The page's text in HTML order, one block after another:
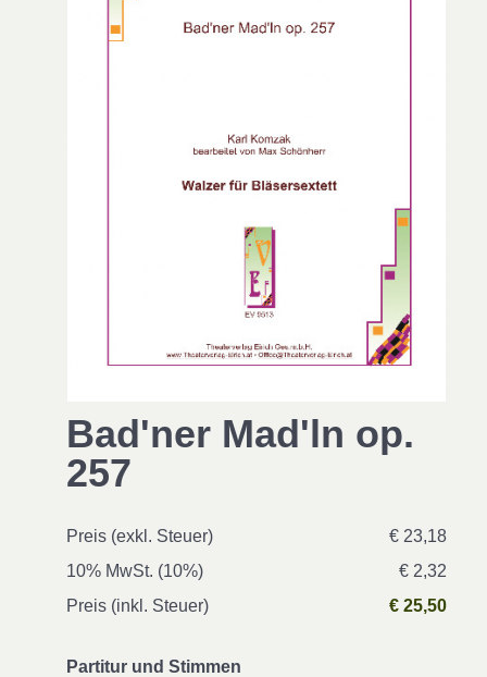
Bad'ner Mad'ln op.
257
Preis (exkl. Steuer)
€ 23,18
10% MwSt. (10%)
€ 2,32
Preis (inkl. Steuer)
€ 25,50
Partitur und Stimmen